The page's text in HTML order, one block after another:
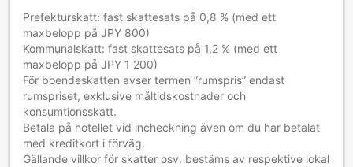
Prefekturskatt: fast skattesats på 0,8 % (med ett
maxbelopp på JPY 800)
Kommunalskatt: fast skattesats på 1,2 % (med ett
maxbelopp på JPY 1 200)
För boendeskatten avser termen ”rumspris” endast
rumspriset, exklusive måltidskostnader och
konsumtionsskatt.
Betala på hotellet vid incheckning även om du har betalat
med kreditkort i förväg.
Gällande villkor för skatter osv. bestäms av respektive lokal